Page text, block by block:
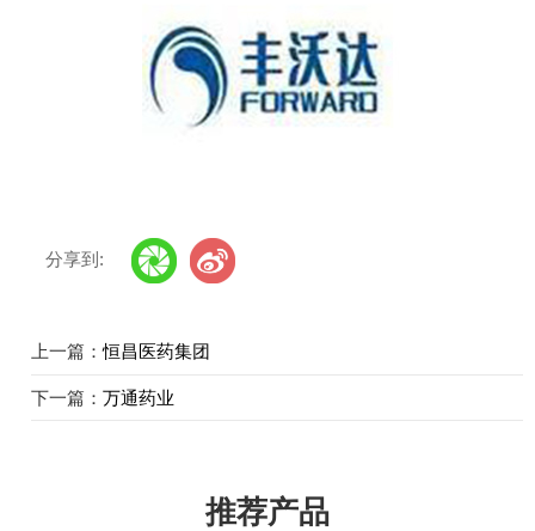
分享到:
上一篇：恒昌医药集团
下一篇： 万通药业
推荐产品